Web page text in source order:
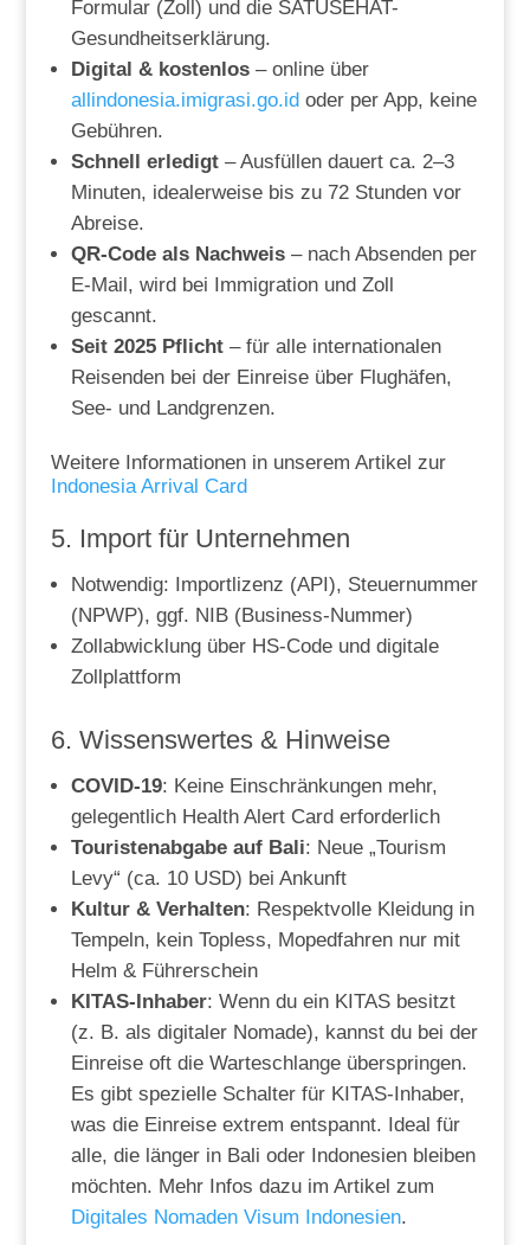
Formular (Zoll) und die SATUSEHAT-
Gesundheitserklärung.
Digital & kostenlos– online über
allindonesia.imigrasi.go.idoder per App, keine
Gebühren.
Schnell erledigt– Ausfüllen dauert ca. 2–3
Minuten, idealerweise bis zu 72 Stunden vor
Abreise.
QR-Code als Nachweis– nach Absenden per
E-Mail, wird bei Immigration und Zoll
gescannt.
Seit 2025 Pflicht– für alle internationalen
Reisenden bei der Einreise über Flughäfen,
See- und Landgrenzen.
Weitere Informationen in unserem Artikel zur
Indonesia Arrival Card
5. Import für Unternehmen
Notwendig: Importlizenz (API), Steuernummer
(NPWP), ggf. NIB (Business-Nummer)
Zollabwicklung über HS-Code und digitale
Zollplattform
6. Wissenswertes & Hinweise
COVID-19: Keine Einschränkungen mehr,
gelegentlich Health Alert Card erforderlich
Touristenabgabe auf Bali: Neue „Tourism
Levy“ (ca. 10 USD) bei Ankunft
Kultur & Verhalten: Respektvolle Kleidung in
Tempeln, kein Topless, Mopedfahren nur mit
Helm & Führerschein
KITAS-Inhaber: Wenn du ein KITAS besitzt
(z. B. als digitaler Nomade), kannst du bei der
Einreise oft die Warteschlange überspringen.
Es gibt spezielle Schalter für KITAS-Inhaber,
was die Einreise extrem entspannt. Ideal für
alle, die länger in Bali oder Indonesien bleiben
möchten. Mehr Infos dazu im Artikel zum
Digitales Nomaden Visum Indonesien.